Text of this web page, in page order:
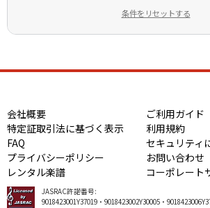
条件をリセットする
会社概要
ご利用ガイド
特定証取引法に基づく表示
利用規約
FAQ
セキュリティ
プライバシーポリシー
お問い合わせ
レンタル楽譜
コーポレート
JASRAC許諾番号:
9018423001Y37019・9018423002Y30005・